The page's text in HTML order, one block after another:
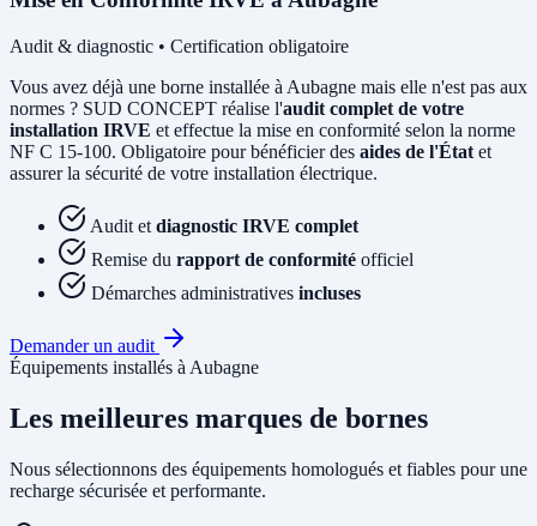
Audit & diagnostic • Certification obligatoire
Vous avez déjà une borne installée à Aubagne mais elle n'est pas aux
normes ? SUD CONCEPT réalise l'audit complet de votre
installation IRVE et effectue la mise en conformité selon la norme
NF C 15-100. Obligatoire pour bénéficier des aides de l'État et
assurer la sécurité de votre installation électrique.
Audit et diagnostic IRVE complet
Remise du rapport de conformité officiel
Démarches administratives incluses
Demander un audit
Équipements installés à Aubagne
Les meilleures marques de bornes
Nous sélectionnons des équipements homologués et fiables pour une
recharge sécurisée et performante.